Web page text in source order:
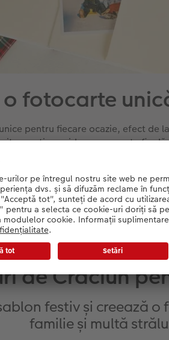
o fotocarte
pentru fiecare ocazie, efect de
opțiune video care poate fi
Află mai multe
de Crăciun
festiv și creează
familie și multă